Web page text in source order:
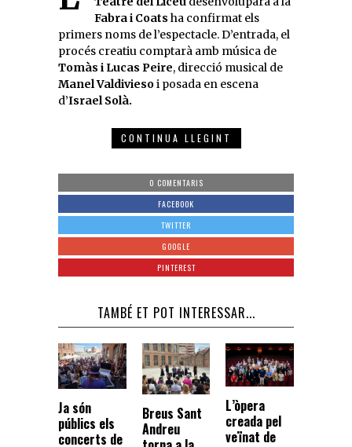
Fabra i Coats ha confirmat els
primers noms de l’espectacle. D’entrada, el
procés creatiu comptarà amb música de
Tomàs i Lucas Peire, direcció musical de
Manel Valdiviesoi posada en escena
d’Israel Solà.
CONTINUA LLEGINT
0 COMENTARIS
FACEBOOK
TWITTER
GOOGLE
PINTEREST
TAMBÉ ET POT INTERESSAR...
Ja són
públics els
concerts de
Breus Sant
Andreu
L’òpera
creada pel
veïnat de